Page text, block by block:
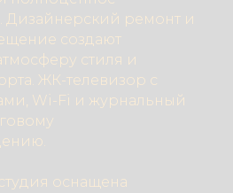
Дизайнерский ремонт и
создают
стиля и
ЖК-телевизор с
Wi-Fi и журнальный
оснащена